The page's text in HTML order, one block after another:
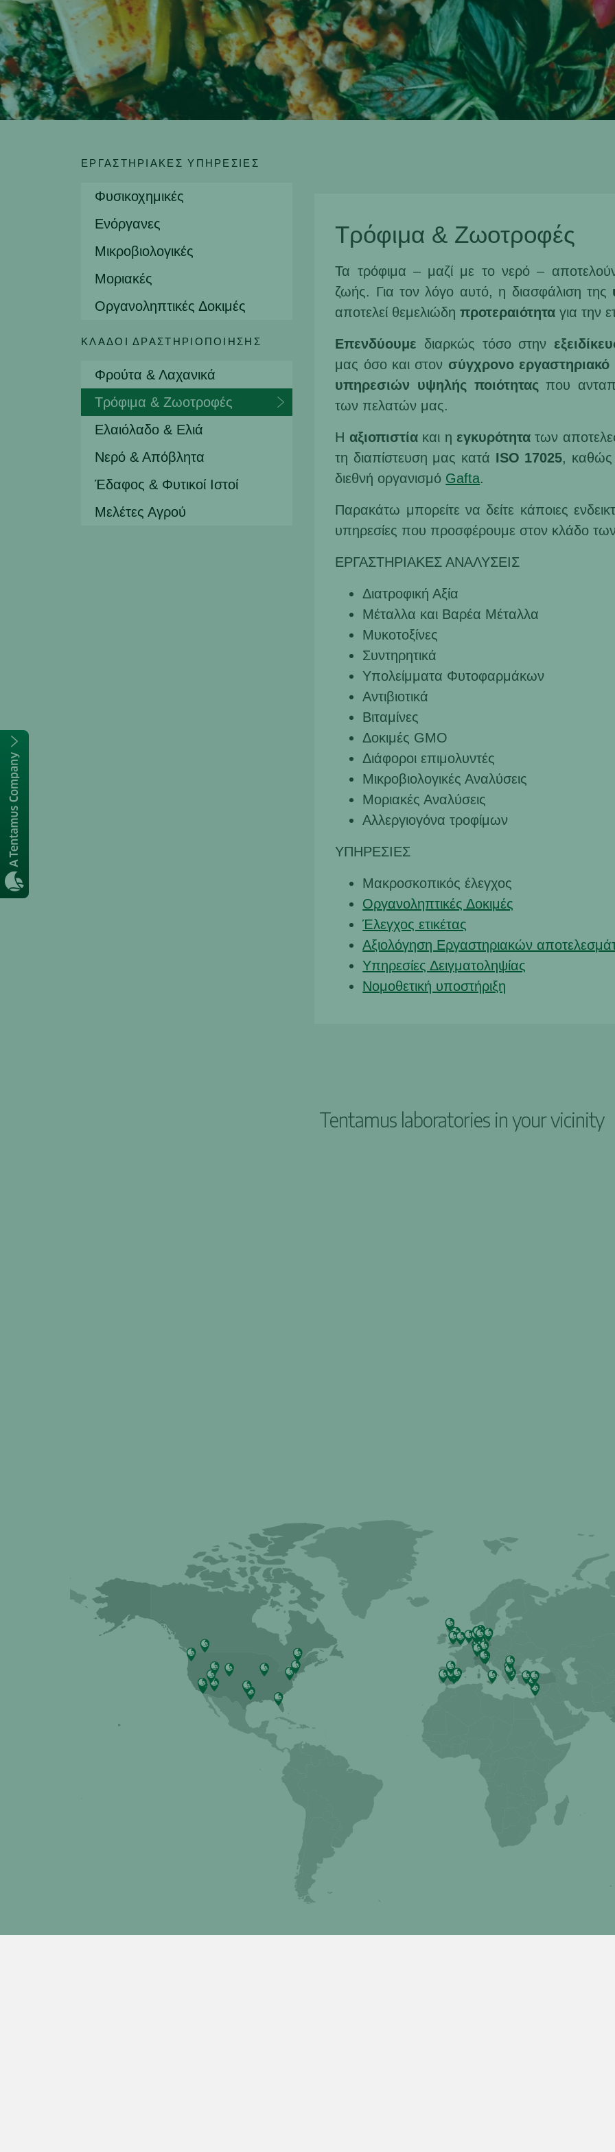
ΕΡΓΑΣΤΗΡΙΑΚΈΣ ΥΠΗΡΕΣΊΕΣ
Φυσικοχημικές
Ενόργανες
Μικροβιολογικές
Μοριακές
Οργανοληπτικές Δοκιμές
ΚΛΆΔΟΙ ΔΡΑΣΤΗΡΙΟΠΟΊΗΣΗΣ
Φρούτα & Λαχανικά
Τρόφιμα & Ζωοτροφές
Ελαιόλαδο & Ελιά
Νερό & Απόβλητα
Έδαφος & Φυτικοί Ιστοί
Μελέτες Αγρού
Τρόφιμα & Ζωοτροφές
Τα τρόφιμα – μαζί με το νερό –
ζωής. Για τον λόγο αυτό, η διασφάλιση της
αποτελεί θεμελιώδηπροτεραιότητα για την
Επενδύουμε διαρκώς τόσο στην
μας όσο και στον σύγχρονο εργαστηριακό
υπηρεσιών υψηλής ποιότηταςπου
των πελατών μας.
Η αξιοπιστίακαι η εγκυρότητατων
τη διαπίστευση μας κατά ISO 17025, καθώς
διεθνή οργανισμό Gafta.
Παρακάτω μπορείτε να δείτε κάποιες
υπηρεσίες που προσφέρουμε στον κλάδο
ΕΡΓΑΣΤΗΡΙΑΚΕΣ ΑΝΑΛΥΣΕΙΣ
Διατροφική Αξία
Μέταλλα και Βαρέα Μέταλλα
Μυκοτοξίνες
Συντηρητικά
Υπολείμματα Φυτοφαρμάκων
Αντιβιοτικά
Βιταμίνες
Δοκιμές GMO
Διάφοροι επιμολυντές
Μικροβιολογικές Αναλύσεις
Μοριακές Αναλύσεις
Αλλεργιογόνα τροφίμων
ΥΠΗΡΕΣΙΕΣ
Μακροσκοπικός έλεγχος
Οργανοληπτικές Δοκιμές
Έλεγχος ετικέτας
Αξιολόγηση Εργαστηριακών
Υπηρεσίες Δειγματοληψίας
Νομοθετική υποστήριξη
Tentamus laboratories in your vicinity